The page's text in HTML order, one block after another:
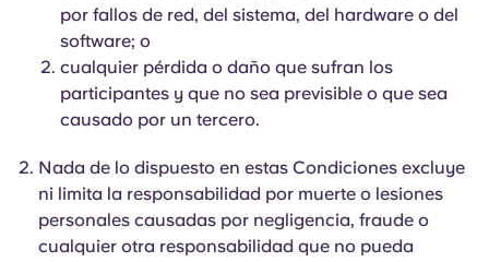
por fallos de red, del sistema, del hardware o del
software; o
cualquier pérdida o daño que sufran los
participantes y que no sea previsible o que sea
causado por un tercero.
Nada de lo dispuesto en estas Condiciones excluye
ni limita la responsabilidad por muerte o lesiones
personales causadas por negligencia, fraude o
cualquier otra responsabilidad que no pueda